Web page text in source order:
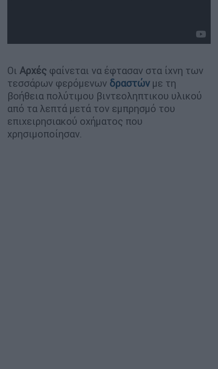
Οι Αρχές φαίνεται να έφτασαν στα ίχνη των
τεσσάρων φερόμενων δραστών με τη
βοήθεια πολύτιμου βιντεοληπτικου υλικού
από τα λεπτά μετά τον εμπρησμό του
επιχειρησιακού οχήματος που
χρησιμοποίησαν.